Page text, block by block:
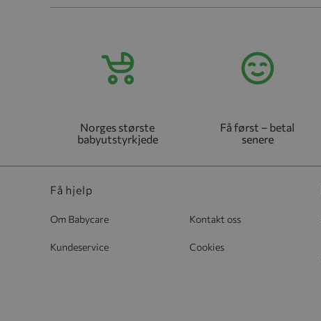
Norges største
babyutstyrkjede
Få først – betal
senere
Få hjelp
Om Babycare Kontakt oss
Kundeservice Cookies